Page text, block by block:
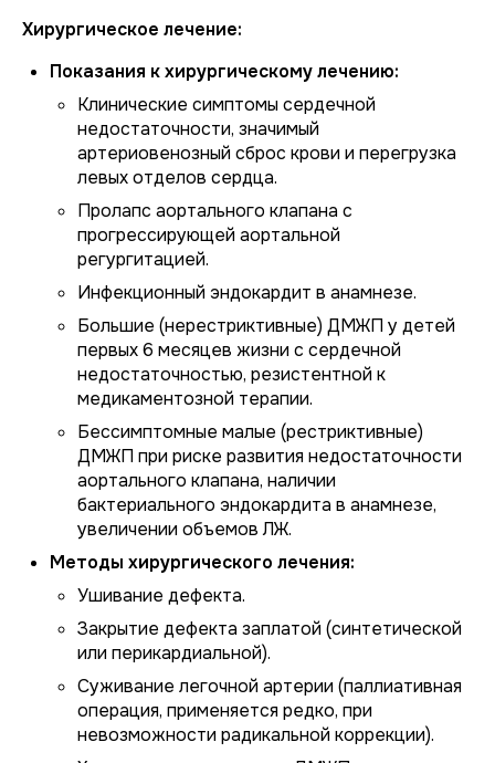
Хирургическое лечение:
Показания к хирургическому лечению:
Клинические симптомы сердечной
недостаточности, значимый
артериовенозный сброс крови и перегрузка
левых отделов сердца.
Пролапс аортального клапана с
прогрессирующей аортальной
регургитацией.
Инфекционный эндокардит в анамнезе.
Большие (нерестриктивные) ДМЖП у детей
первых 6 месяцев жизни с сердечной
недостаточностью, резистентной к
медикаментозной терапии.
Бессимптомные малые (рестриктивные)
ДМЖП при риске развития недостаточности
аортального клапана, наличии
бактериального эндокардита в анамнезе,
увеличении объемов ЛЖ.
Методы хирургического лечения:
Ушивание дефекта.
Закрытие дефекта заплатой (синтетической
или перикардиальной).
Суживание легочной артерии (паллиативная
операция, применяется редко, при
невозможности радикальной коррекции).